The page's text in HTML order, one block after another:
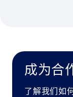
成为合
了解我们如